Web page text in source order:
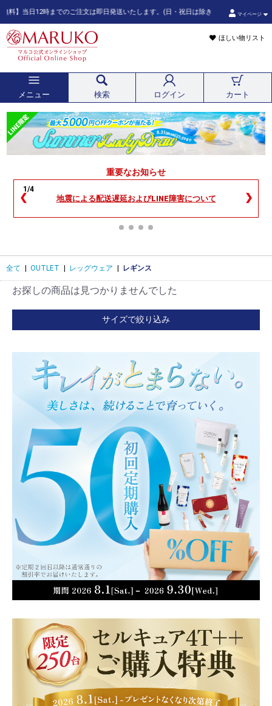
時までのご注文は即日発送いたします。(日・祝日は除きます。また、ご注文状況によ
マイページ
ほしい物リスト
メニュー 検索 ログイン カート
重要なお知らせ
1/4
地震による配送遅延およびLINE障害について
❮ ❯
全て | OUTLET | レッグウェア | レギンス
お探しの商品は見つかりませんでした
サイズで絞り込み